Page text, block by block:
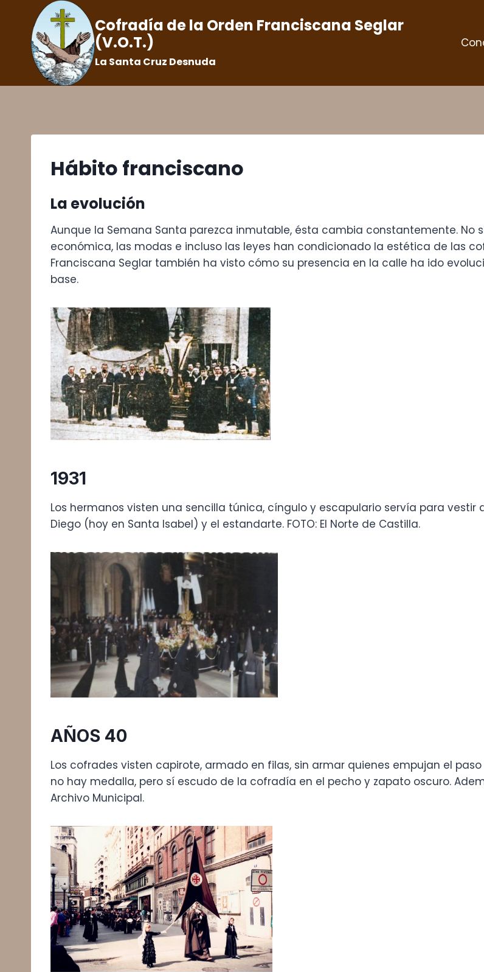
contenido
Cofradía de la Orden Franciscana Seglar
(V.O.T.)
La Santa Cruz Desnuda
Hábito franciscano
La evolución
Aunque la Semana Santa parezca inmutable, ésta cambia constantemente. No
económica, las modas e incluso las leyes han condicionado la estética de las
Franciscana Seglar también ha visto cómo su presencia en la calle ha ido
base.
1931
Los hermanos visten una sencilla túnica, cíngulo y escapulario servía para vestir
Diego (hoy en Santa Isabel) y el estandarte. FOTO: El Norte de Castilla.
AÑOS 40
Los cofrades visten capirote, armado en filas, sin armar quienes empujan el
no hay medalla, pero sí escudo de la cofradía en el pecho y zapato oscuro.
Archivo Municipal.